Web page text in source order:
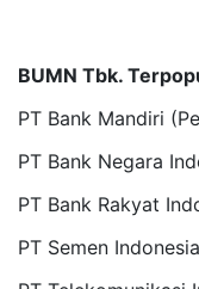
BUMN Tbk.
PT Bank Mandiri
PT Bank Negara
PT Bank Rakyat
PT Semen